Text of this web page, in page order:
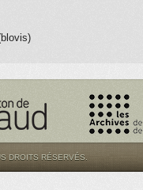
DROITS RÉSERVÉS.